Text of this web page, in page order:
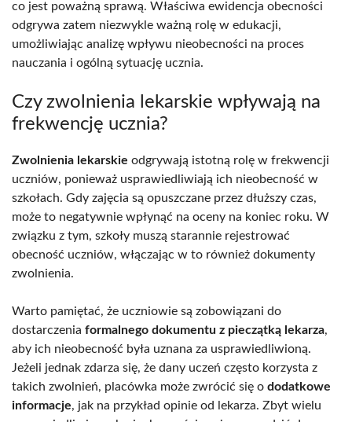
co jest poważną sprawą. Właściwa ewidencja obecności
odgrywa zatem niezwykle ważną rolę w edukacji,
umożliwiając analizę wpływu nieobecności na proces
nauczania i ogólną sytuację ucznia.
Czy zwolnienia lekarskie wpływają na
frekwencję ucznia?
Zwolnienia lekarskie odgrywają istotną rolę w frekwencji
uczniów, ponieważ usprawiedliwiają ich nieobecność w
szkołach. Gdy zajęcia są opuszczane przez dłuższy czas,
może to negatywnie wpłynąć na oceny na koniec roku. W
związku z tym, szkoły muszą starannie rejestrować
obecność uczniów, włączając w to również dokumenty
zwolnienia.
Warto pamiętać, że uczniowie są zobowiązani do
dostarczenia formalnego dokumentu z pieczątką lekarza,
aby ich nieobecność była uznana za usprawiedliwioną.
Jeżeli jednak zdarza się, że dany uczeń często korzysta z
takich zwolnień, placówka może zwrócić się o dodatkowe
informacje, jak na przykład opinie od lekarza. Zbyt wielu